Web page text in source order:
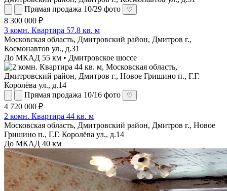
Прямая продажа 10/29 фото ♡
8 300 000 ₽
3 комн. Квартира 57.8 кв. м
Московская область, Дмитровский район, Дмитров г.,
Космонавтов ул., д.31
До МКАД 55 км • Дмитровское шоссе
Прямая продажа 10/16 фото ♡
4 720 000 ₽
2 комн. Квартира 44 кв. м
Московская область, Дмитровский район, Дмитров г., Новое
Гришино п., Г.Г. Королёва ул., д.14
До МКАД 40 км